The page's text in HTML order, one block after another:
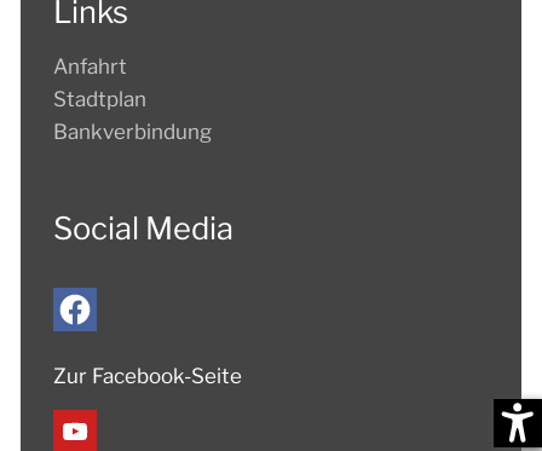
Links
Anfahrt
Stadtplan
Bankverbindung
Social Media
Zur Facebook-Seite